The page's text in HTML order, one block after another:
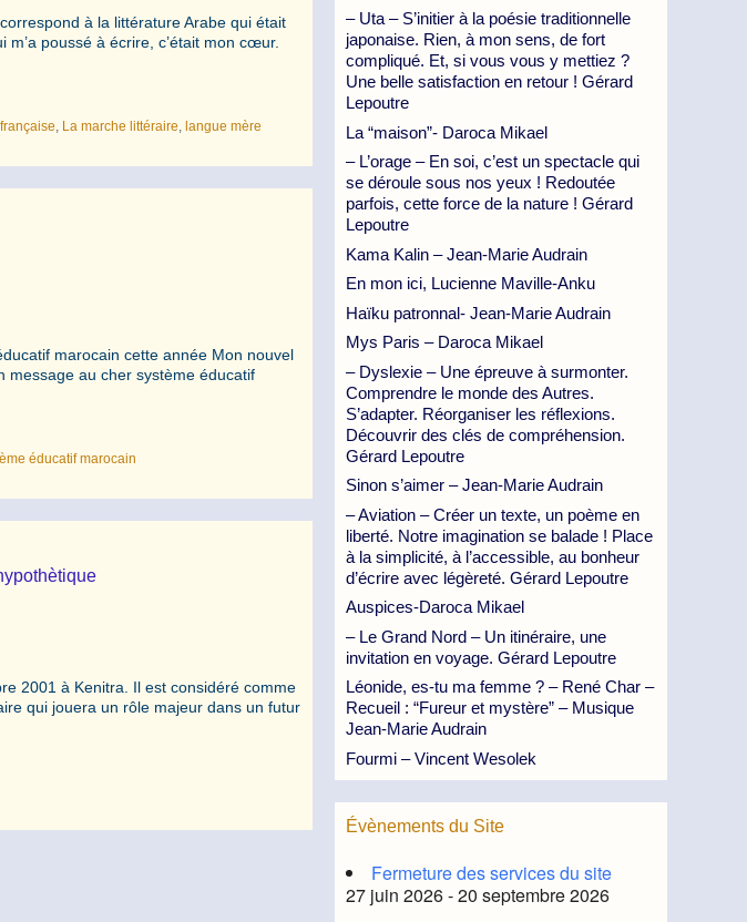
à la littérature Arabe qui était
poussé à écrire, c’était mon cœur.
, La marche littéraire, langue mère
marocain cette année Mon nouvel
message au cher système éducatif
éducatif marocain
2001 à Kenitra. Il est considéré comme
qui jouera un rôle majeur dans un futur
– Uta – S’initier à la poésie traditionnelle
japonaise. Rien, à mon sens, de fort
compliqué. Et, si vous vous y mettiez ?
Une belle satisfaction en retour ! Gérard
Lepoutre
La “maison”- Daroca Mikael
– L’orage – En soi, c’est un spectacle qui
se déroule sous nos yeux ! Redoutée
parfois, cette force de la nature ! Gérard
Lepoutre
Kama Kalin – Jean-Marie Audrain
En mon ici, Lucienne Maville-Anku
Haïku patronnal- Jean-Marie Audrain
Mys Paris – Daroca Mikael
– Dyslexie – Une épreuve à surmonter.
Comprendre le monde des Autres.
S’adapter. Réorganiser les réflexions.
Découvrir des clés de compréhension.
Gérard Lepoutre
Sinon s’aimer – Jean-Marie Audrain
– Aviation – Créer un texte, un poème en
liberté. Notre imagination se balade ! Place
à la simplicité, à l’accessible, au bonheur
d’écrire avec légèreté. Gérard Lepoutre
Auspices-Daroca Mikael
– Le Grand Nord – Un itinéraire, une
invitation en voyage. Gérard Lepoutre
Léonide, es-tu ma femme ? – René Char –
Recueil : “Fureur et mystère” – Musique
Jean-Marie Audrain
Fourmi – Vincent Wesolek
Évènements du Site
Fermeture des services du site
27 juin 2026 - 20 septembre 2026